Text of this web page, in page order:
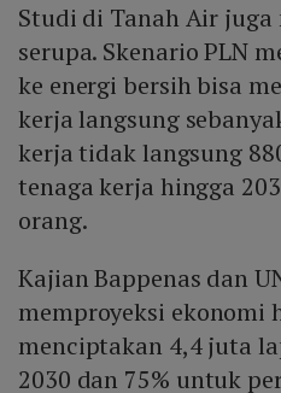
Studi di Tanah Air
serupa. Skenario PLN
ke energi bersih bisa
kerja langsung
kerja tidak langsung
tenaga kerja hingga
orang.
Kajian Bappenas dan
memproyeksi ekonomi
menciptakan 4,4 juta
2030 dan 75% untuk